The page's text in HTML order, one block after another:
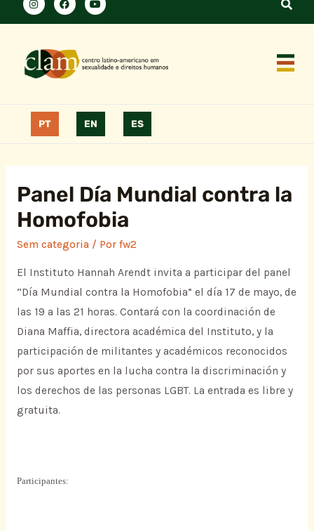
PT EN ES
Panel Día Mundial contra la
Homofobia
Sem categoria/ Por fw2
El Instituto Hannah Arendt invita a participar del panel
“Día Mundial contra la Homofobia” el día 17 de mayo, de
las 19 a las 21 horas. Contará con la coordinación de
Diana Maffia, directora académica del Instituto, y la
participación de militantes y académicos reconocidos
por sus aportes en la lucha contra la discriminación y
los derechos de las personas LGBT. La entrada es libre y
gratuita.
Participantes: